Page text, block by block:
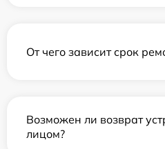
От чего зависит срок
Возможен ли возврат
лицом?